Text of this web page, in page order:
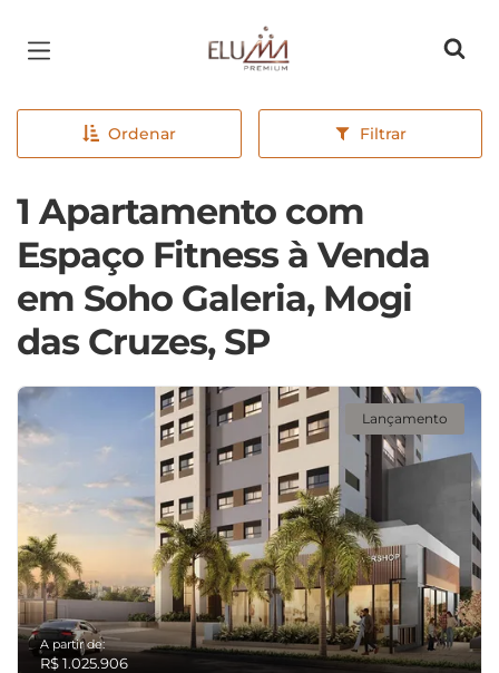
Página inicial
Ordenar Filtrar
1 Apartamento com
Espaço Fitness à Venda
em Soho Galeria, Mogi
das Cruzes, SP
Lançamento
A partir de:
R$ 1.025.906